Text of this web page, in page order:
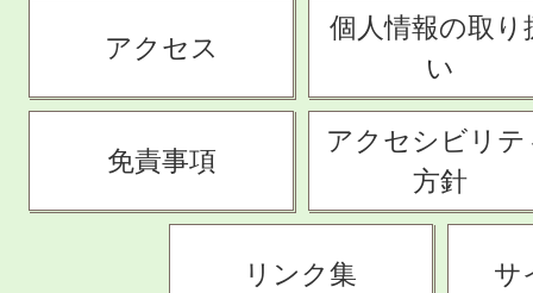
アクセス
個人情報の取り
い
免責事項
アクセシビリテ
方針
リンク集 サ